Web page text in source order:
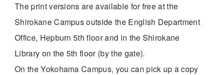
The print versions are available for free at the
Shirokane Campus outside the English Department
Office, Hepburn 5th floor and in the Shirokane
Library on the 5th floor (by the gate).
On the Yokohama Campus, you can pick up a copy